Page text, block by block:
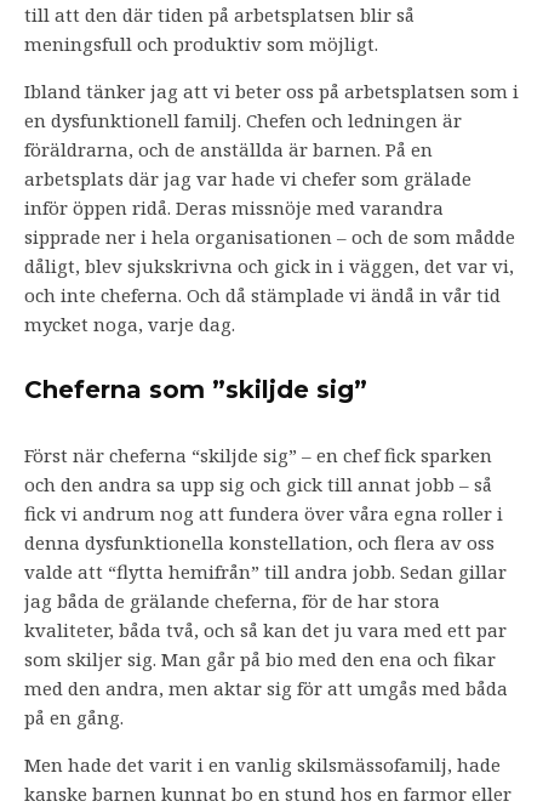
till att den där tiden på arbetsplatsen blir så
meningsfull och produktiv som möjligt.
Ibland tänker jag att vi beter oss på arbetsplatsen som i
en dysfunktionell familj. Chefen och ledningen är
föräldrarna, och de anställda är barnen. På en
arbetsplats där jag var hade vi chefer som grälade
inför öppen ridå. Deras missnöje med varandra
sipprade ner i hela organisationen – och de som mådde
dåligt, blev sjukskrivna och gick in i väggen, det var vi,
och inte cheferna. Och då stämplade vi ändå in vår tid
mycket noga, varje dag.
Cheferna som ”skiljde sig”
Först när cheferna “skiljde sig” – en chef fick sparken
och den andra sa upp sig och gick till annat jobb – så
fick vi andrum nog att fundera över våra egna roller i
denna dysfunktionella konstellation, och flera av oss
valde att “flytta hemifrån” till andra jobb. Sedan gillar
jag båda de grälande cheferna, för de har stora
kvaliteter, båda två, och så kan det ju vara med ett par
som skiljer sig. Man går på bio med den ena och fikar
med den andra, men aktar sig för att umgås med båda
på en gång.
Men hade det varit i en vanlig skilsmässofamilj, hade
kanske barnen kunnat bo en stund hos en farmor eller